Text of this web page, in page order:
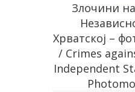
Злочини
Хрватској –
/ Crimes
Independent